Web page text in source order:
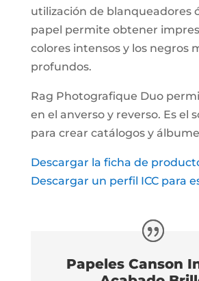
utilización de blanqueadores
papel permite obtener
colores intensos y los negros
profundos.
Rag Photografique Duo
en el anverso y reverso. Es el
para crear catálogos y
Descargar la ficha de
Descargar un perfil ICC para
Papeles Canson